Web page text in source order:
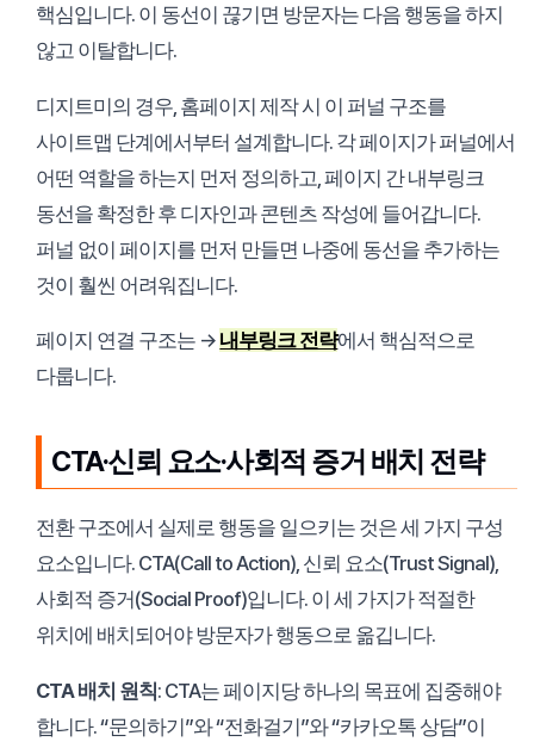
핵심입니다. 이 동선이 끊기면 방문자는 다음 행동을 하지
않고 이탈합니다.
디지트미의 경우, 홈페이지 제작 시 이 퍼널 구조를
사이트맵 단계에서부터 설계합니다. 각 페이지가 퍼널에서
어떤 역할을 하는지 먼저 정의하고, 페이지 간 내부링크
동선을 확정한 후 디자인과 콘텐츠 작성에 들어갑니다.
퍼널 없이 페이지를 먼저 만들면 나중에 동선을 추가하는
것이 훨씬 어려워집니다.
페이지 연결 구조는 → 내부링크 전략에서 핵심적으로
다룹니다.
CTA·신뢰 요소·사회적 증거 배치 전략
전환 구조에서 실제로 행동을 일으키는 것은 세 가지 구성
요소입니다. CTA(Call to Action), 신뢰 요소(Trust Signal),
사회적 증거(Social Proof)입니다. 이 세 가지가 적절한
위치에 배치되어야 방문자가 행동으로 옮깁니다.
CTA 배치 원칙: CTA는 페이지당 하나의 목표에 집중해야
합니다. “문의하기”와 “전화걸기”와 “카카오톡 상담”이